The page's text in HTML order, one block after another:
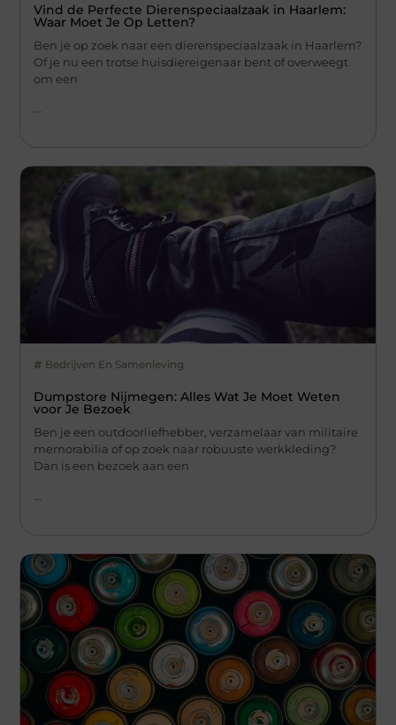
Vind de Perfecte Dierenspeciaalzaak in Haarlem:
Waar Moet Je Op Letten?
Ben je op zoek naar een dierenspeciaalzaak in Haarlem?
Of je nu een trotse huisdiereigenaar bent of overweegt
om een
Bedrijven En Samenleving
Dumpstore Nijmegen: Alles Wat Je Moet Weten
voor Je Bezoek
Ben je een outdoorliefhebber, verzamelaar van militaire
memorabilia of op zoek naar robuuste werkkleding?
Dan is een bezoek aan een